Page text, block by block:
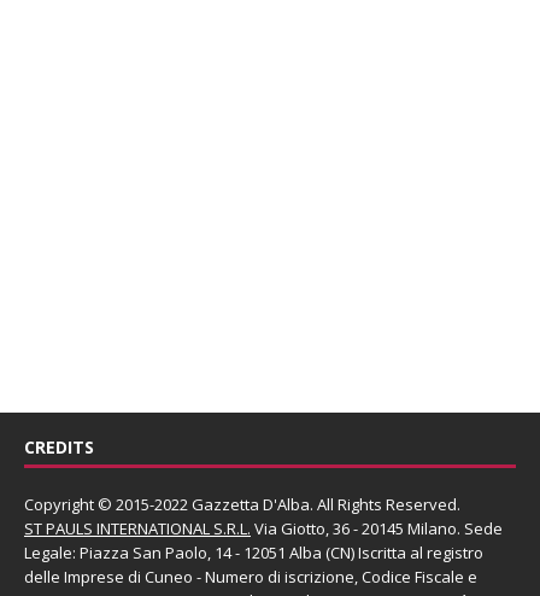
CREDITS
Copyright © 2015-2022 Gazzetta D'Alba. All Rights Reserved.
ST PAULS INTERNATIONAL S.R.L. Via Giotto, 36 - 20145 Milano. Sede
Legale: Piazza San Paolo, 14 - 12051 Alba (CN) Iscritta al registro
delle Imprese di Cuneo - Numero di iscrizione, Codice Fiscale e